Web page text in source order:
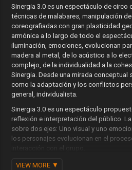
Sinergia 3.0 es un espectáculo de
técnicas de malabares, manipulación
coreografiadas con gran plasticidad
armónica a lo largo de todo el
iluminación, emociones, evolucionan
madera al metal, de lo acústico a lo
complejo, de la individualidad a la
Sinergia. Desde una mirada
como la adaptación y los conflictos
general, individualista.
Sinergia 3.0 es un espectáculo
reflexión e interpretación del público.
sobre dos ejes: Uno visual y uno
los personajes evolucionan en el
interacción con el grupo.
La escenografía en Sinergia 3.0 es
VIEW MORE